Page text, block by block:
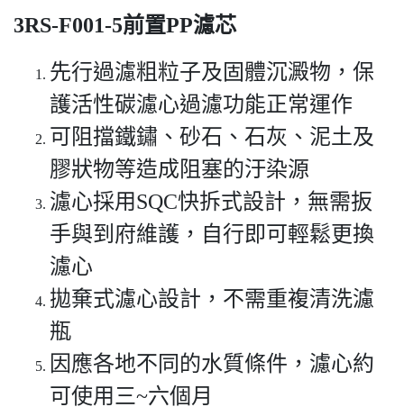
3RS-F001-5前置PP濾芯
先行過濾粗粒子及固體沉澱物，保
護活性碳濾心過濾功能正常運作
可阻擋鐵鏽、砂石、石灰、泥土及
膠狀物等造成阻塞的汙染源
濾心採用SQC快拆式設計，無需扳
手與到府維護，自行即可輕鬆更換
濾心
拋棄式濾心設計，不需重複清洗濾
瓶
因應各地不同的水質條件，濾心約
可使用三~六個月